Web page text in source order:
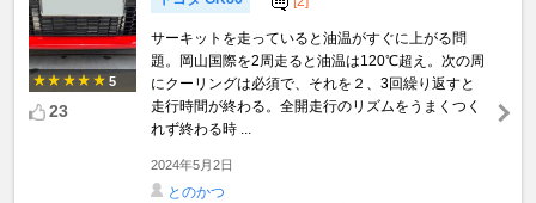
5
23
サーキットを走っていると油温がすぐに上がる問
題。岡山国際を2周走ると油温は120℃超え。次の周
にクーリングは必須で、それを２、3回繰り返すと
走行時間が終わる。全開走行のリズムをうまくつく
れず終わる時 ...
2024年5月2日
とのかつ